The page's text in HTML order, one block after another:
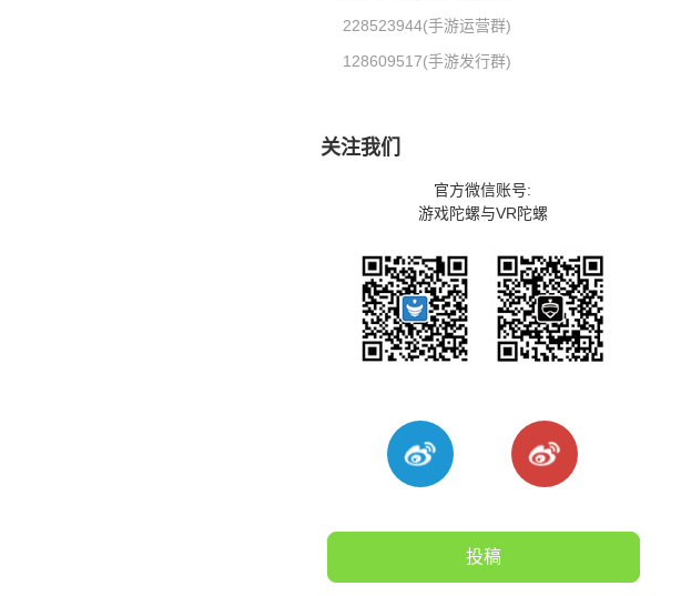
228523944(手游运营群)
128609517(手游发行群)
关注我们
官方微信账号:
游戏陀螺与VR陀螺
投稿